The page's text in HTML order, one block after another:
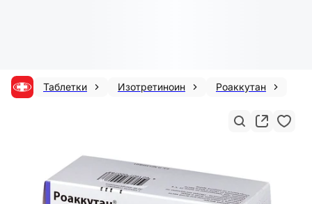
Таблетки Изотретиноин Роаккутан